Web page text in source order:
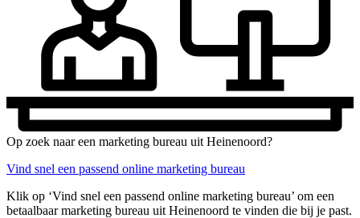
Op zoek naar een marketing bureau uit Heinenoord?
Vind snel een passend online marketing bureau
Klik op ‘Vind snel een passend online marketing bureau’ om een
betaalbaar marketing bureau uit Heinenoord te vinden die bij je past.